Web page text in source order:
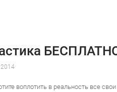
2014
воплотить в реальность все свои